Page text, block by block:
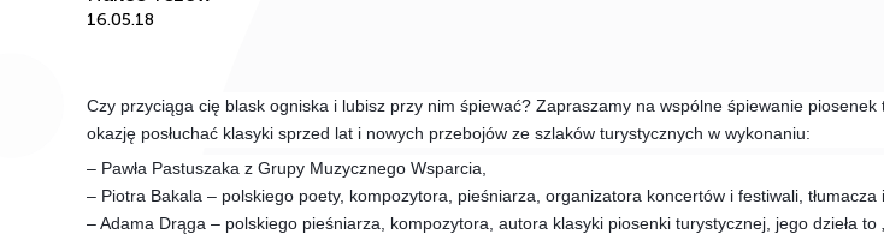
16.05.18
Czy przyciąga cię blask ogniska i lubisz przy nim śpiewać? Zapraszamy na wspólne śpiewanie
okazję posłuchać klasyki sprzed lat i nowych przebojów ze szlaków turystycznych w wykonaniu:
– Pawła Pastuszaka z Grupy Muzycznego Wsparcia,
– Piotra Bakala – polskiego poety, kompozytora, pieśniarza, organizatora koncertów i festiwali, tłumacza
– Adama Drąga – polskiego pieśniarza, kompozytora, autora klasyki piosenki turystycznej, jego dzieła to